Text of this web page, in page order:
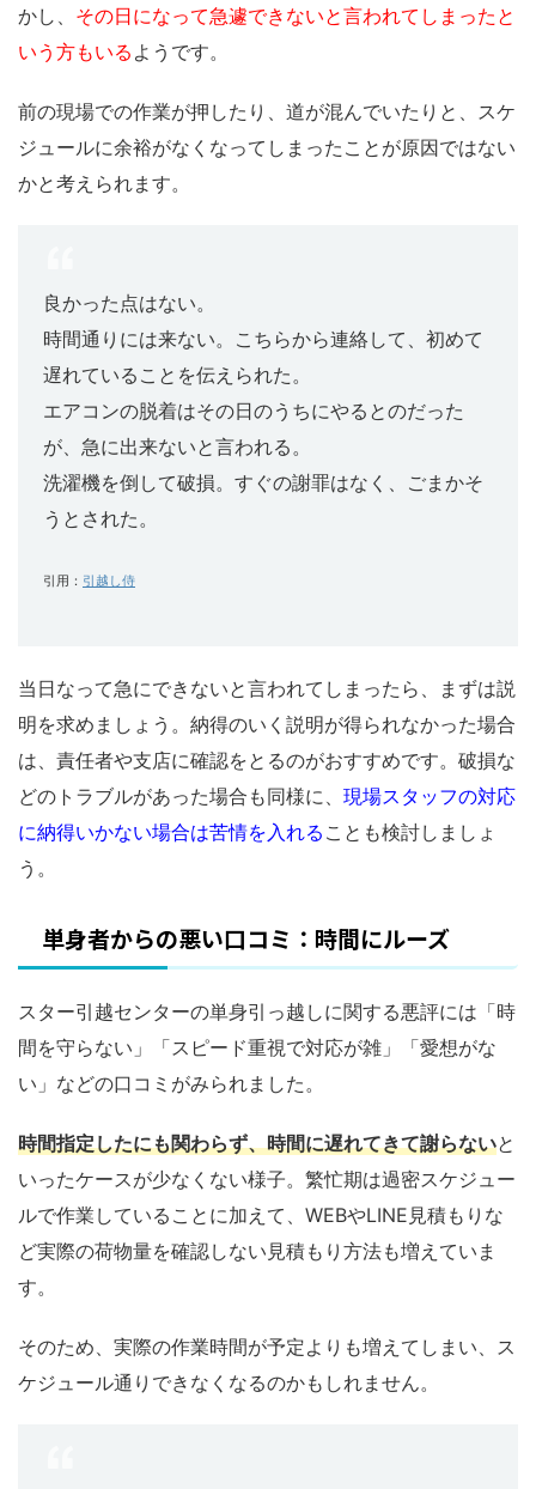
かし、 その日になって急遽できないと言われてしまったと
いう方もいる ようです。
前の現場での作業が押したり、道が混んでいたりと、スケ
ジュールに余裕がなくなってしまったことが原因ではない
かと考えられます。
良かった点はない。
時間通りには来ない。こちらから連絡して、初めて
遅れていることを伝えられた。
エアコンの脱着はその日のうちにやるとのだった
が、急に出来ないと言われる。
洗濯機を倒して破損。すぐの謝罪はなく、ごまかそ
うとされた。
引用： 引越し侍
当日なって急にできないと言われてしまったら、まずは説
明を求めましょう。納得のいく説明が得られなかった場合
は、責任者や支店に確認をとるのがおすすめです。破損な
どのトラブルがあった場合も同様に、 現場スタッフの対応
に納得いかない場合は苦情を入れる ことも検討しましょ
う。
単身者からの悪い口コミ：時間にルーズ
スター引越センターの単身引っ越しに関する悪評には「時
間を守らない」「スピード重視で対応が雑」「愛想がな
い」などの口コミがみられました。
時間指定したにも関わらず、時間に遅れてきて謝らないと
いったケースが少なくない様子。繁忙期は過密スケジュー
ルで作業していることに加えて、WEBやLINE見積もりな
ど実際の荷物量を確認しない見積もり方法も増えていま
す。
そのため、実際の作業時間が予定よりも増えてしまい、ス
ケジュール通りできなくなるのかもしれません。